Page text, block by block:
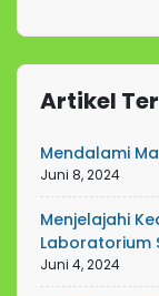
Artikel
Mendalami
Juni 8, 2024
Menjelajahi
Laboratorium
Juni 4, 2024